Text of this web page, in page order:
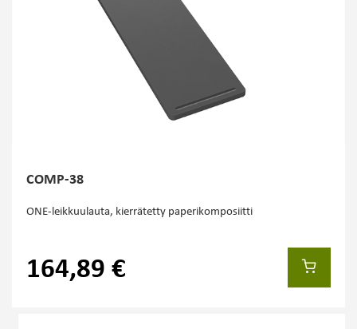
COMP-38
ONE-leikkuulauta, kierrätetty paperikomposiitti
164,89 €